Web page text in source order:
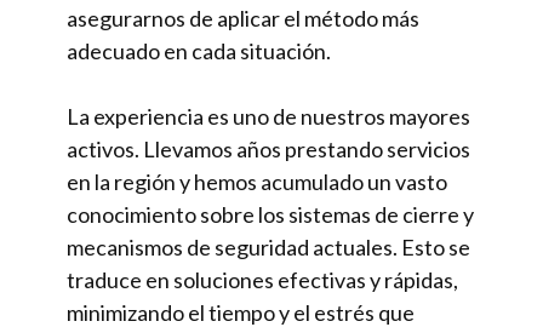
asegurarnos de aplicar el método más
adecuado en cada situación.
La experiencia es uno de nuestros mayores
activos. Llevamos años prestando servicios
en la región y hemos acumulado un vasto
conocimiento sobre los sistemas de cierre y
mecanismos de seguridad actuales. Esto se
traduce en soluciones efectivas y rápidas,
minimizando el tiempo y el estrés que